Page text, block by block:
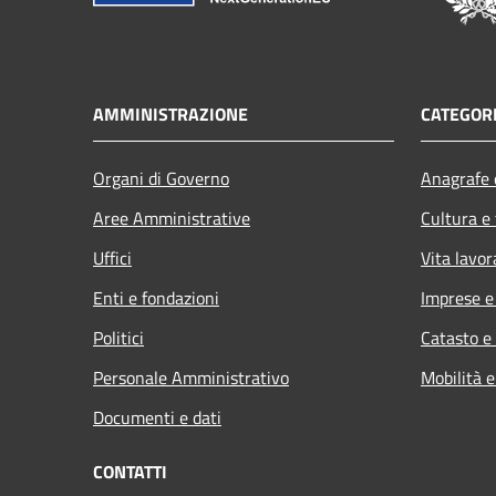
AMMINISTRAZIONE
Organi di Governo
Aree Amministrative
Uffici
Enti e fondazioni
Politici
Personale Amministrativo
Documenti e dati
Cultura
Vita
Imprese
Catasto
Mobilità
CONTATTI